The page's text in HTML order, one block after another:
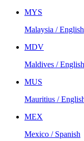
MYS
Malaysia / English
MDV
Maldives / English
MUS
Mauritius /
MEX
Mexico / Spanish